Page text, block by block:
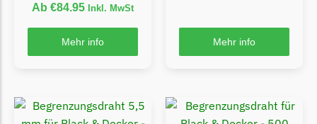
Begrenzungsdraht
Ab €84.95 Inkl. MwSt
Mehr info Mehr info